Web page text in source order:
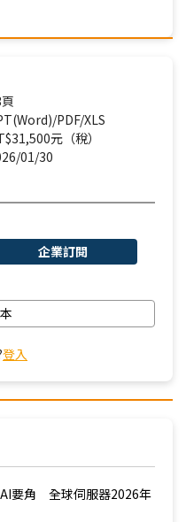
PDF/XLS
元（稅）
01/30
企業訂閱
登入
要角 全球伺服器2026年